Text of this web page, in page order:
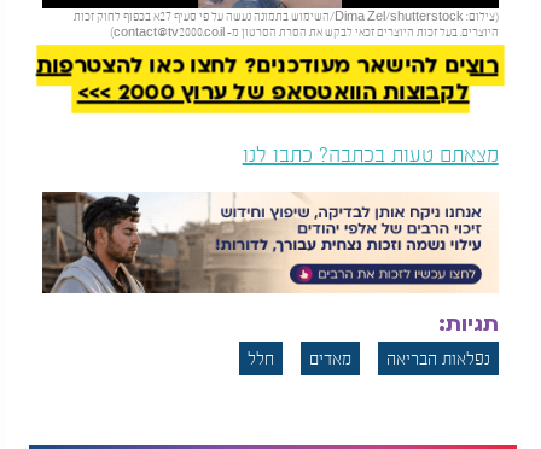
Video
(צילום: Dima Zel/shutterstock/השימוש בתמונה נעשה על פי סעיף 27א בכפוף לחוק זכות
היוצרים. בעל זכות היוצרים זכאי לבקש את הסרת הסרטון מ- contact@tv2000.co.il
)
רוצים להישאר מעודכנים? לחצו כאן להצטרפות
לקבוצות הוואטסאפ של ערוץ 2000 >>>
מצאתם טעות בכתבה? כתבו לנו
תגיות:
נפלאות הבריאה מאדים חלל